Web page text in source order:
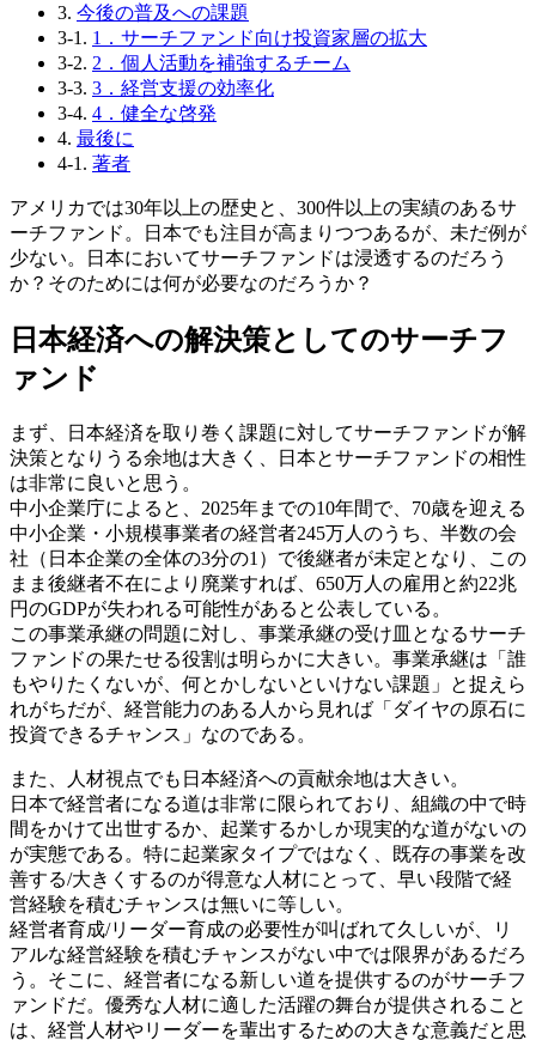
3. 今後の普及への課題
3-1. 1．サーチファンド向け投資家層の拡大
3-2. 2．個人活動を補強するチーム
3-3. 3．経営支援の効率化
3-4. 4．健全な啓発
4. 最後に
4-1. 著者
アメリカでは30年以上の歴史と、300件以上の実績のあるサ
ーチファンド。日本でも注目が高まりつつあるが、未だ例が
少ない。日本においてサーチファンドは浸透するのだろう
か？そのためには何が必要なのだろうか？
日本経済への解決策としてのサーチフ
ァンド
まず、日本経済を取り巻く課題に対してサーチファンドが解
決策となりうる余地は大きく、日本とサーチファンドの相性
は非常に良いと思う。
中小企業庁によると、2025年までの10年間で、70歳を迎える
中小企業・小規模事業者の経営者245万人のうち、半数の会
社（日本企業の全体の3分の1）で後継者が未定となり、この
まま後継者不在により廃業すれば、650万人の雇用と約22兆
円のGDPが失われる可能性があると公表している。
この事業承継の問題に対し、事業承継の受け皿となるサーチ
ファンドの果たせる役割は明らかに大きい。事業承継は「誰
もやりたくないが、何とかしないといけない課題」と捉えら
れがちだが、経営能力のある人から見れば「ダイヤの原石に
投資できるチャンス」なのである。
また、人材視点でも日本経済への貢献余地は大きい。
日本で経営者になる道は非常に限られており、組織の中で時
間をかけて出世するか、起業するかしか現実的な道がないの
が実態である。特に起業家タイプではなく、既存の事業を改
善する/大きくするのが得意な人材にとって、早い段階で経
営経験を積むチャンスは無いに等しい。
経営者育成/リーダー育成の必要性が叫ばれて久しいが、リ
アルな経営経験を積むチャンスがない中では限界があるだろ
う。そこに、経営者になる新しい道を提供するのがサーチフ
ァンドだ。優秀な人材に適した活躍の舞台が提供されること
は、経営人材やリーダーを輩出するための大きな意義だと思